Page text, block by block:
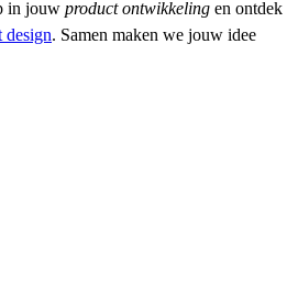
in jouw product ontwikkeling en ontdek
design. Samen maken we jouw idee